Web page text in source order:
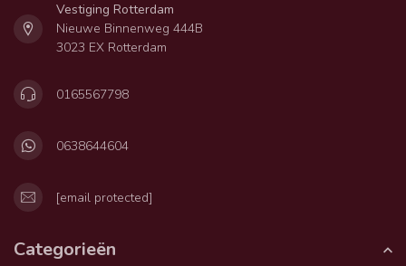
Vestiging Rotterdam
Nieuwe Binnenweg 444B
3023 EX Rotterdam
0165567798
0638644604
[email protected]
Categorieën